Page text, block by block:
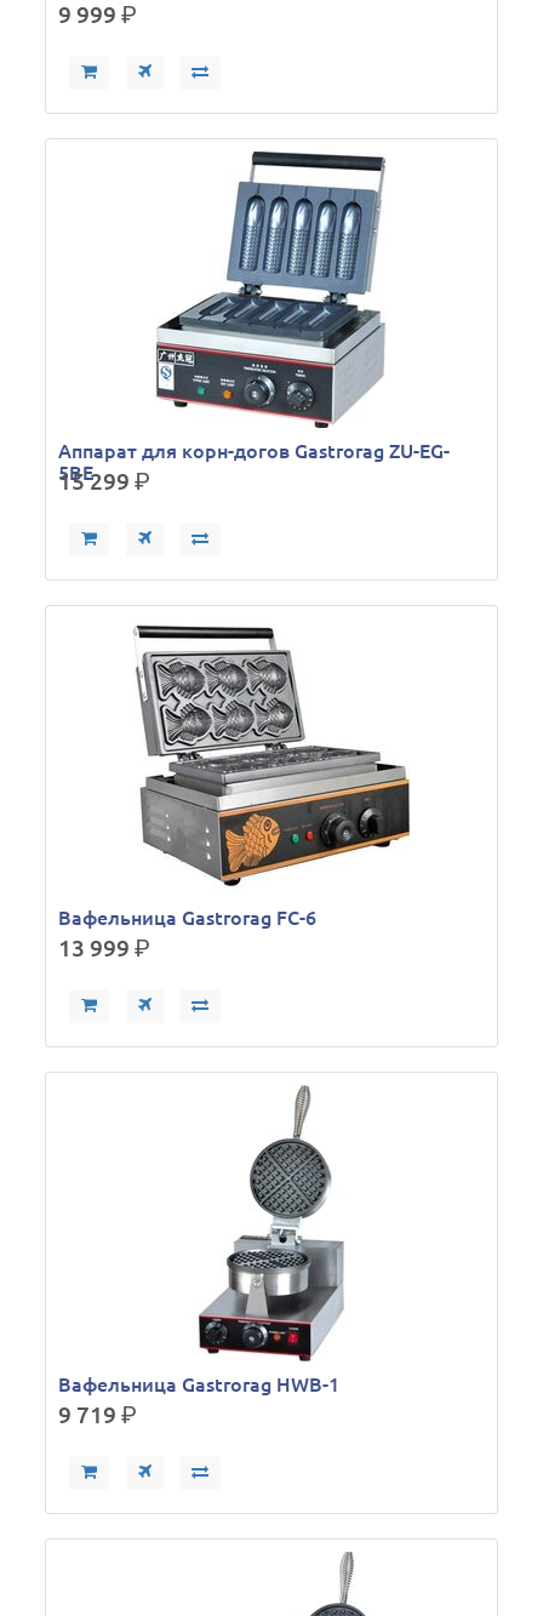
9 999р.
Аппарат для корн-догов Gastrorag ZU-EG-
5BE
15 299р.
Вафельница Gastrorag FC-6
13 999р.
Вафельница Gastrorag HWB-1
9 719р.